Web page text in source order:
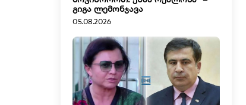
გიგა ლემონჯავა
05.08.2026